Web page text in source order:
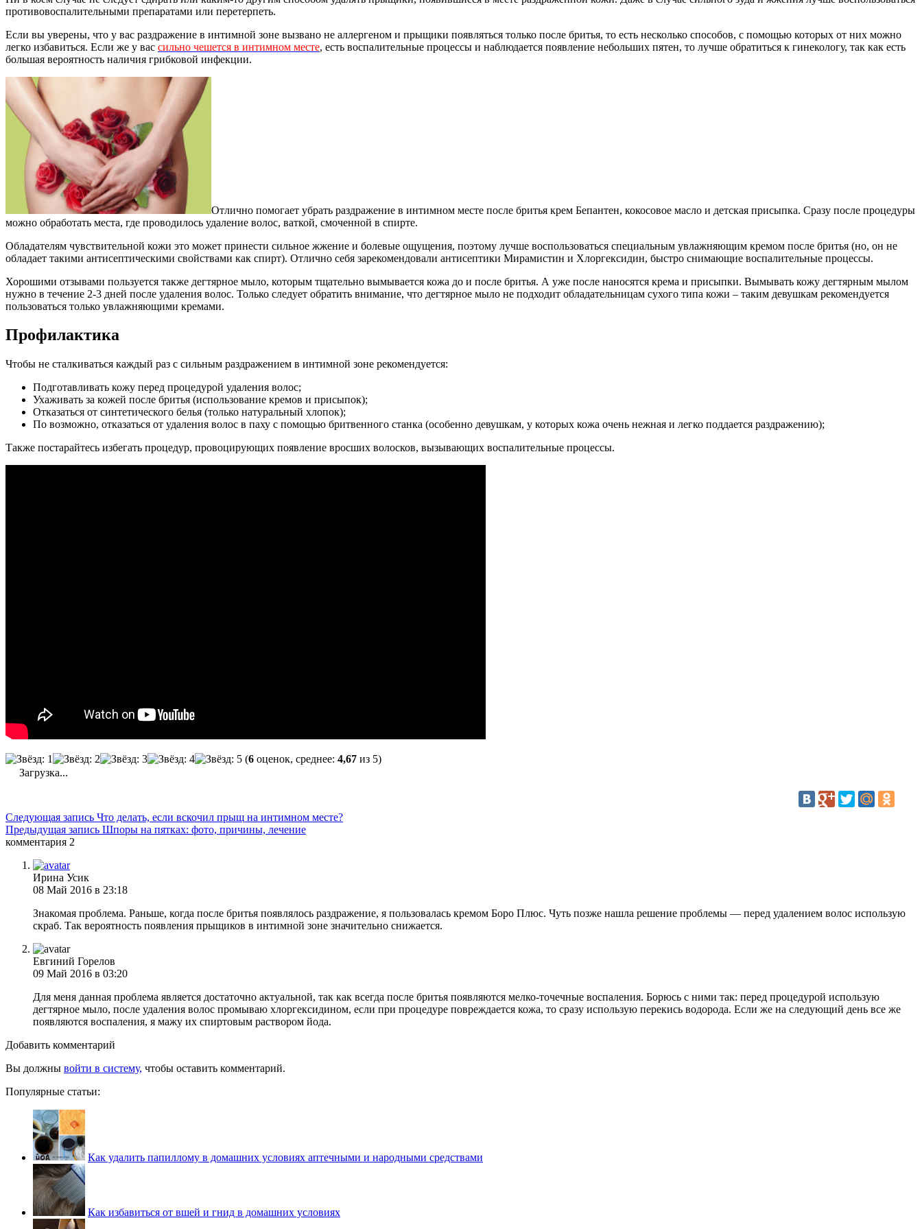
противовоспалительными препаратами или перетерпеть.
Если вы уверены, что у вас раздражение в интимной зоне вызвано не аллергеном и прыщики появляться только после бритья, то есть несколько способов, с помощью которых от них можно
легко избавиться. Если же у вас сильно чешется в интимном месте, есть воспалительные процессы и наблюдается появление небольших пятен, то лучше обратиться к гинекологу, так как есть
большая вероятность наличия грибковой инфекции.
Отлично помогает убрать раздражение в интимном месте после бритья крем Бепантен, кокосовое масло и детская присыпка. Сразу после процедуры
можно обработать места, где проводилось удаление волос, ваткой, смоченной в спирте.
Обладателям чувствительной кожи это может принести сильное жжение и болевые ощущения, поэтому лучше воспользоваться специальным увлажняющим кремом после бритья (но, он не
обладает такими антисептическими свойствами как спирт). Отлично себя зарекомендовали антисептики Мирамистин и Хлоргексидин, быстро снимающие воспалительные процессы.
Хорошими отзывами пользуется также дегтярное мыло, которым тщательно вымывается кожа до и после бритья. А уже после наносятся крема и присыпки. Вымывать кожу дегтярным мылом
нужно в течение 2-3 дней после удаления волос. Только следует обратить внимание, что дегтярное мыло не подходит обладательницам сухого типа кожи – таким девушкам рекомендуется
пользоваться только увлажняющими кремами.
Профилактика
Чтобы не сталкиваться каждый раз с сильным раздражением в интимной зоне рекомендуется:
Подготавливать кожу перед процедурой удаления волос;
Ухаживать за кожей после бритья (использование кремов и присыпок);
Отказаться от синтетического белья (только натуральный хлопок);
По возможно, отказаться от удаления волос в паху с помощью бритвенного станка (особенно девушкам, у которых кожа очень нежная и легко поддается раздражению);
Также постарайтесь избегать процедур, провоцирующих появление вросших волосков, вызывающих воспалительные процессы.
(6 оценок, среднее: 4,67 из 5)
Загрузка...
Следующая запись Что делать, если вскочил прыщ на интимном месте?
Предыдущая запись Шпоры на пятках: фото, причины, лечение
комментария 2
Ирина Усик
08 Май 2016 в 23:18
Знакомая проблема. Раньше, когда после бритья появлялось раздражение, я пользовалась кремом Боро Плюс. Чуть позже нашла решение проблемы — перед удалением волос использую
скраб. Так вероятность появления прыщиков в интимной зоне значительно снижается.
Евгиний Горелов
09 Май 2016 в 03:20
Для меня данная проблема является достаточно актуальной, так как всегда после бритья появляются мелко-точечные воспаления. Борюсь с ними так: перед процедурой использую
дегтярное мыло, после удаления волос промываю хлоргексидином, если при процедуре повреждается кожа, то сразу использую перекись водорода. Если же на следующий день все же
появляются воспаления, я мажу их спиртовым раствором йода.
Добавить комментарий
Вы должны войти в систему, чтобы оставить комментарий.
Популярные статьи:
Как удалить папиллому в домашних условиях аптечными и народными средствами
Как избавиться от вшей и гнид в домашних условиях